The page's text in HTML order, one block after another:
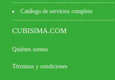
Catálogo de servicios completo
CUBISIMA.COM
Quiénes somos
Términos y condiciones